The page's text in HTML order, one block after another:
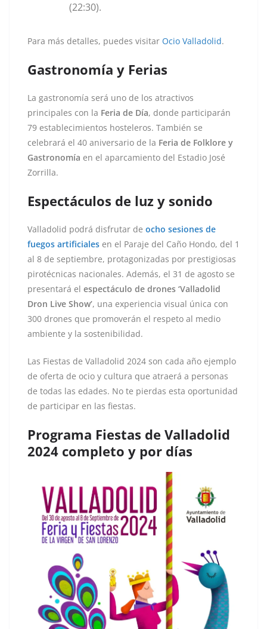
(22:30).
Para más detalles, puedes visitar Ocio Valladolid.
Gastronomía y Ferias
La gastronomía será uno de los atractivos
principales con la Feria de Día, donde participarán
79 establecimientos hosteleros. También se
celebrará el 40 aniversario de la Feria de Folklore y
Gastronomía en el aparcamiento del Estadio José
Zorrilla.
Espectáculos de luz y sonido
Valladolid podrá disfrutar de ocho sesiones de
fuegos artificiales en el Paraje del Caño Hondo, del 1
al 8 de septiembre, protagonizadas por prestigiosas
pirotécnicas nacionales. Además, el 31 de agosto se
presentará el espectáculo de drones ‘Valladolid
Dron Live Show’, una experiencia visual única con
300 drones que promoverán el respeto al medio
ambiente y la sostenibilidad.
Las Fiestas de Valladolid 2024 son cada año ejemplo
de oferta de ocio y cultura que atraerá a personas
de todas las edades. No te pierdas esta oportunidad
de participar en las fiestas.
Programa Fiestas de Valladolid
2024 completo y por días